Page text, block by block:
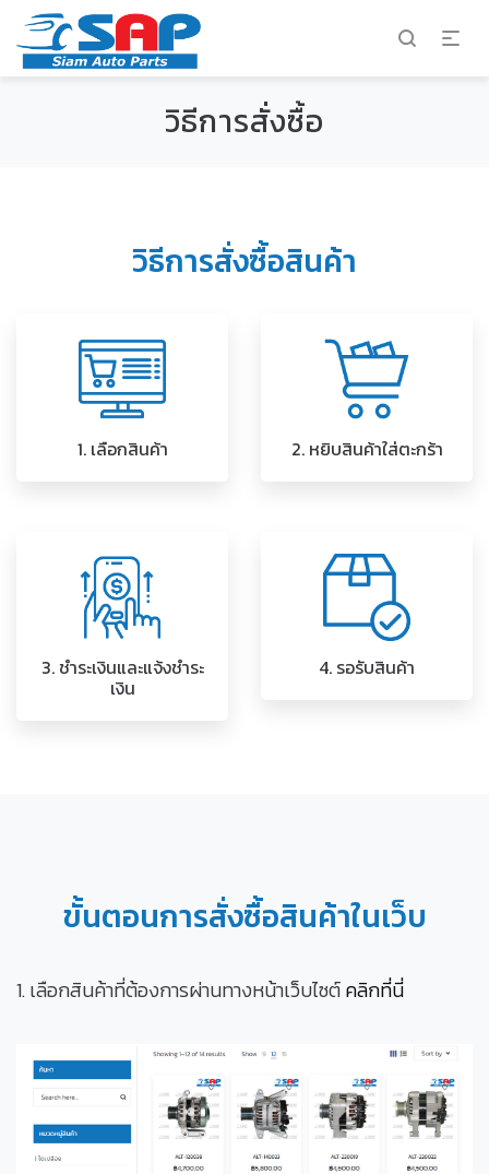
วิธีการสั่งซื้อ
วิธีการสั่งซื้อสินค้า
1. เลือกสินค้า 2. หยิบสินค้าใส่ตะกร้า
3. ชำระเงินและแจ้งชำระ
เงิน
4. รอรับสินค้า
ขั้นตอนการสั่งซื้อสินค้าในเว็บ
1. เลือกสินค้าที่ต้องการผ่านทางหน้าเว็บไซต์คลิกที่นี่